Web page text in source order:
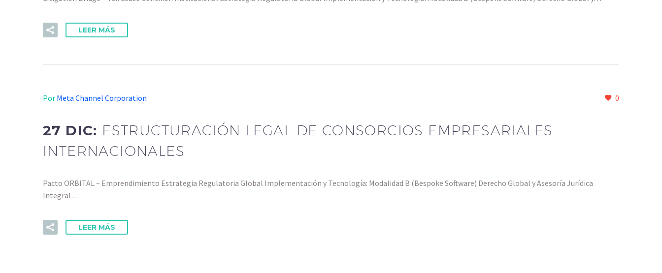
LEER MÁS
0
Por Meta Channel Corporation
27 DIC: ESTRUCTURACIÓN LEGAL DE CONSORCIOS EMPRESARIALES
INTERNACIONALES
Pacto ORBITAL – Emprendimiento Estrategia Regulatoria Global Implementación y Tecnología: Modalidad B (Bespoke Software) Derecho Global y Asesoría Jurídica
Integral…
LEER MÁS